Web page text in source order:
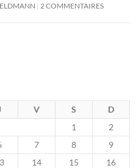
2 COMMENTAIRES
V S
D
1
2
7 8
9
14 15
16